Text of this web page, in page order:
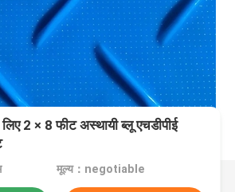
2 × 8 फीट अस्थायी ब्लू एचडीपीई
मूल्य：negotiable